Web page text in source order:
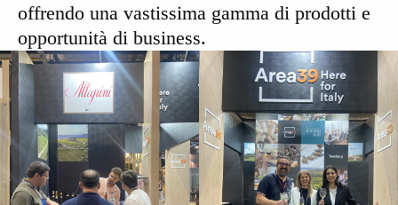
offrendo una vastissima gamma di prodotti e
opportunità di business.